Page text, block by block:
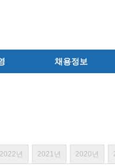
터
채용정보
자주하는 질문
채용 Q&A
2022년 2021년 2020년